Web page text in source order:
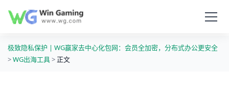
极致隐私保护 | WG赢家去中心化包网：会员全加密，分布式办公更安全
>WG出海工具> 正文